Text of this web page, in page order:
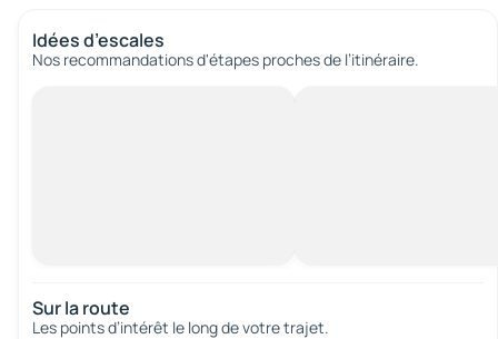
Idées d’escales
Nos recommandations d'étapes proches de l’itinéraire.
Sur la route
Les points d’intérêt le long de votre trajet.